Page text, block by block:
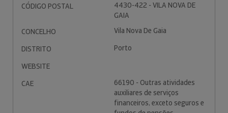
CÓDIGO POSTAL
4430-422 - VILA NOVA DE
GAIA
CONCELHO
Vila Nova De Gaia
DISTRITO
Porto
WEBSITE
CAE
66190 - Outras atividades
auxiliares de serviços
financeiros, exceto seguros e